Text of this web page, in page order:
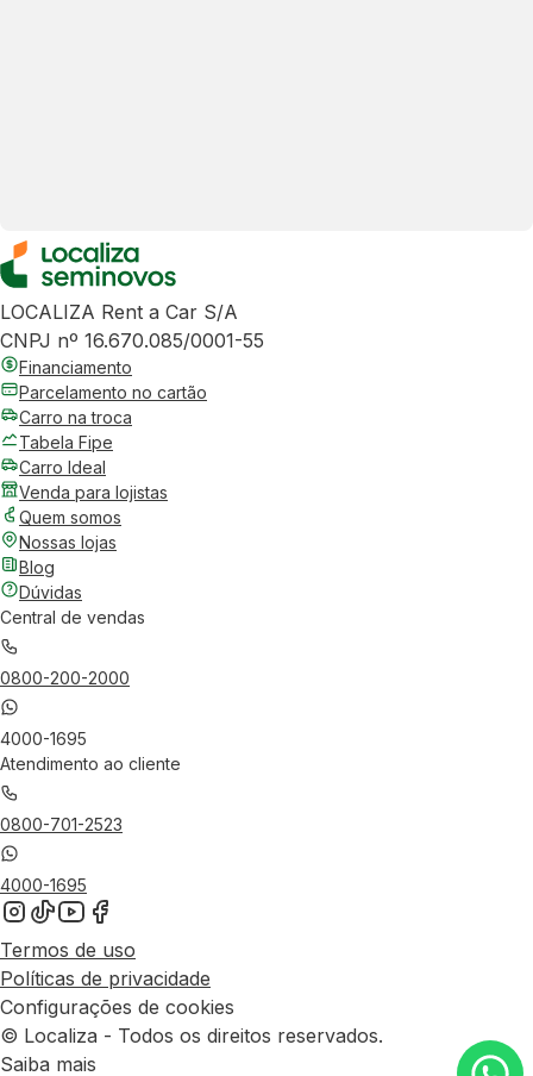
LOCALIZA Rent a Car S/A
CNPJ nº 16.670.085/0001-55
Financiamento
Parcelamento no cartão
Carro na troca
Tabela Fipe
Carro Ideal
Venda para lojistas
Quem somos
Nossas lojas
Blog
Dúvidas
Central de vendas
0800-200-2000
4000-1695
Atendimento ao cliente
0800-701-2523
4000-1695
Termos de uso
Políticas de privacidade
Configurações de cookies
© Localiza - Todos os direitos reservados.
Saiba mais